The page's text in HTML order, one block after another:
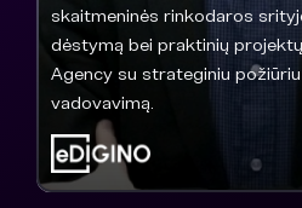
skaitmeninės rinkodaros
dėstymą bei praktinių
Agency su strateginiu
vadovavimą.